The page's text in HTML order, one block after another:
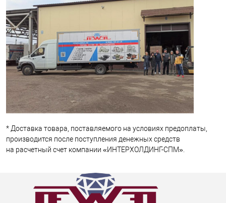
* Доставка товара, поставляемого на условиях предоплаты,
производится после поступления денежных средств
на расчетный счет компании «ИНТЕРХОЛДИНГ-СПМ».